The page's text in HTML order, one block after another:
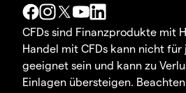
CFDs sind Finanzprodukte mit
Handel mit CFDs kann nicht
geeignet sein und kann zu
Einlagen übersteigen.